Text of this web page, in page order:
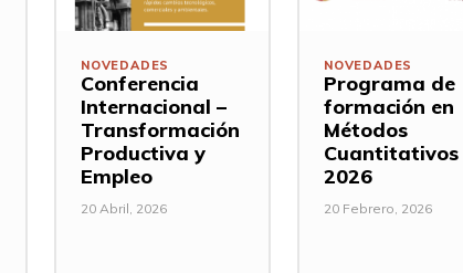
NOVEDADES
Conferencia
Internacional –
Transformación
Productiva y
Empleo
20 Abril, 2026
NOVEDADES
Programa de
formación en
Métodos
Cuantitativos
2026
20 Febrero, 2026